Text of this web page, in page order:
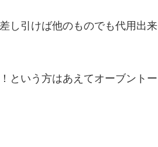
し引けば他のものでも代用出来
という方はあえてオーブントー